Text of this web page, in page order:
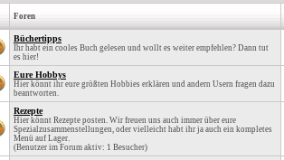
Foren
Büchertipps
Ihr habt ein cooles Buch gelesen und wollt es weiter empfehlen? Dann tut
es hier!
Eure Hobbys
Hier könnt ihr eure größten Hobbies erklären und andern Usern fragen dazu
beantworten.
Rezepte
Hier könnt Rezepte posten. Wir freuen uns auch immer über eure
Spezialzusammenstellungen, oder vielleicht habt ihr ja auch ein kompletes
Menü auf Lager.
(Benutzer im Forum aktiv: 1 Besucher)